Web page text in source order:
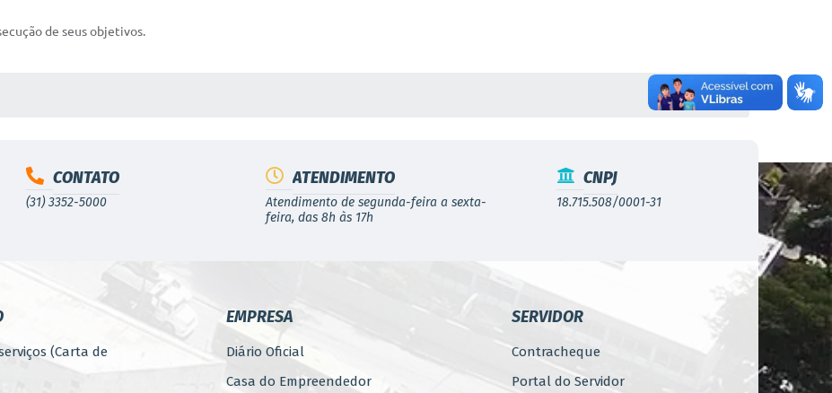
de seus objetivos.
CONTATO
(31) 3352-5000
ATENDIMENTO
Atendimento de segunda-feira a sexta-
feira, das 8h às 17h
CNPJ
18.715.508/0001-31
(Carta de
EMPRESA
Diário Oficial
Casa do Empreendedor
SERVIDOR
Contracheque
Portal do Servidor